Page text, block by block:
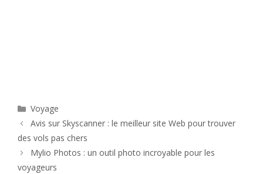
Catégories
Voyage
Avis sur Skyscanner : le meilleur site Web pour trouver
des vols pas chers
Mylio Photos : un outil photo incroyable pour les
voyageurs